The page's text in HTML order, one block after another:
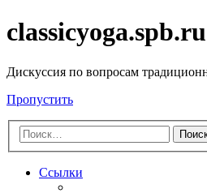
classicyoga.spb.ru
Дискуссия по вопросам
Пропустить
Ссылки